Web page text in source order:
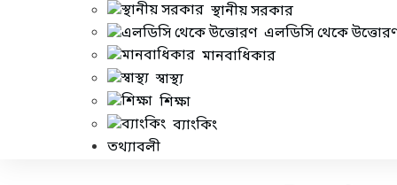
স্থানীয় সরকার
এলডিসি থেকে
মানবাধিকার
স্বাস্থ্য
শিক্ষা
ব্যাংকিং
তথ্যাবলী
প্রস্তাবিত সংস্কার